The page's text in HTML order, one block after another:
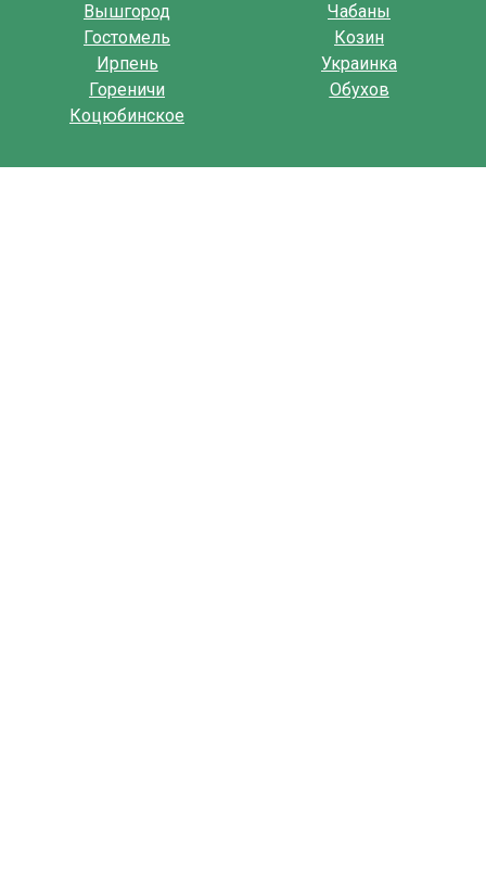
Вышгород
Гостомель
Ирпень
Гореничи
Коцюбинское
Чабаны
Козин
Украинка
Обухов